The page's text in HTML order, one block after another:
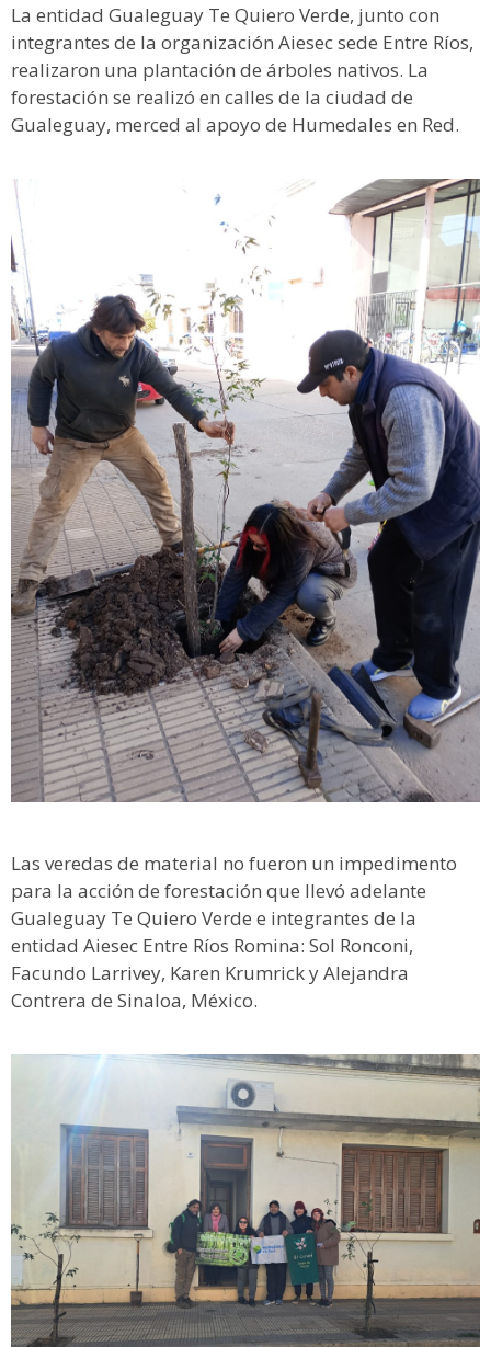
La entidad Gualeguay Te Quiero Verde, junto con
integrantes de la organización Aiesec sede Entre Ríos,
realizaron una plantación de árboles nativos. La
forestación se realizó en calles de la ciudad de
Gualeguay, merced al apoyo de Humedales en Red.
Las veredas de material no fueron un impedimento
para la acción de forestación que llevó adelante
Gualeguay Te Quiero Verde e integrantes de la
entidad Aiesec Entre Ríos Romina: Sol Ronconi,
Facundo Larrivey, Karen Krumrick y Alejandra
Contrera de Sinaloa, México.